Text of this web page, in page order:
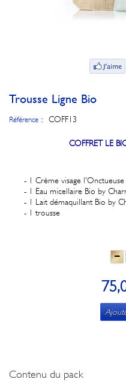
Trousse Ligne Bio
Référence :: COFF13
COFFRET LE
- 1 Crème visage
- 1 Eau micellaire Bio by
- 1 Lait démaquillant Bio by
- 1 trousse
Contenu du pack